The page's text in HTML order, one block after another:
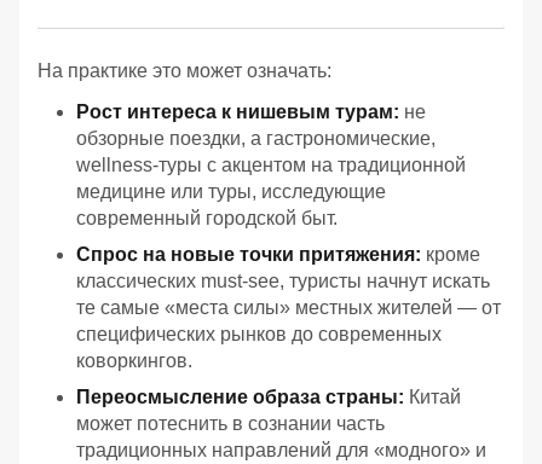
На практике это может означать:
Рост интереса к нишевым турам: не
обзорные поездки, а гастрономические,
wellness-туры с акцентом на традиционной
медицине или туры, исследующие
современный городской быт.
Спрос на новые точки притяжения: кроме
классических must-see, туристы начнут искать
те самые «места силы» местных жителей — от
специфических рынков до современных
коворкингов.
Переосмысление образа страны: Китай
может потеснить в сознании часть
традиционных направлений для «модного» и